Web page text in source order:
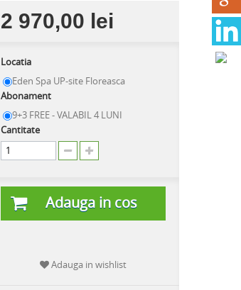
2 970,00 lei
Locatia
Eden Spa UP-site Floreasca
Abonament
9+3 FREE - VALABIL 4 LUNI
Cantitate
Adauga in cos
Adauga in wishlist